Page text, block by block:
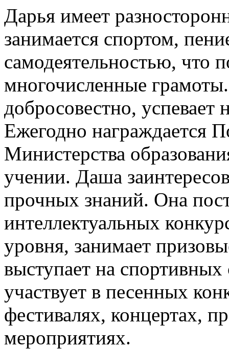
Дарья имеет
занимается спортом,
самодеятельностью, что
многочисленные
добросовестно, успевает
Ежегодно награждается
Министерства
учении. Даша
прочных знаний. Она
интеллектуальных
уровня, занимает
выступает на
участвует в песенных
фестивалях, концертах,
мероприятиях.